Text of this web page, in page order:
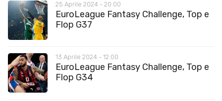
25 Aprile 2024 - 20:00
EuroLeague Fantasy Challenge, Top e
Flop G37
13 Aprile 2024 - 12:00
EuroLeague Fantasy Challenge, Top e
Flop G34